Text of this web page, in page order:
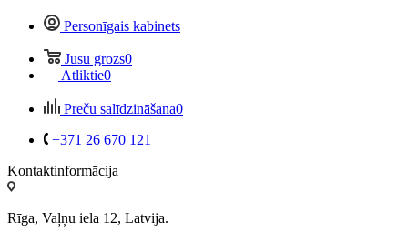
Personīgais kabinets
Jūsu grozs0
Atliktie0
Preču salīdzināšana0
+371 26 670 121
Kontaktinformācija
Rīga, Vaļņu iela 12, Latvija.